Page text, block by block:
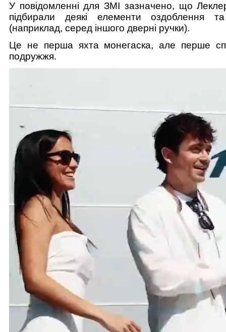
У повідомленні для ЗМІ зазначено, що
підбирали деякі елементи оздоблення
(наприклад, серед іншого дверні ручки).
Це не перша яхта монегаска, але перше
подружжя.